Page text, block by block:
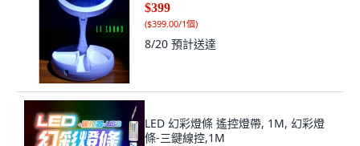
$399
($399.00/1個)
8/20 預計送達
LED 幻彩燈條 遙控燈帶, 1M, 幻彩燈
條-三鍵線控,1M